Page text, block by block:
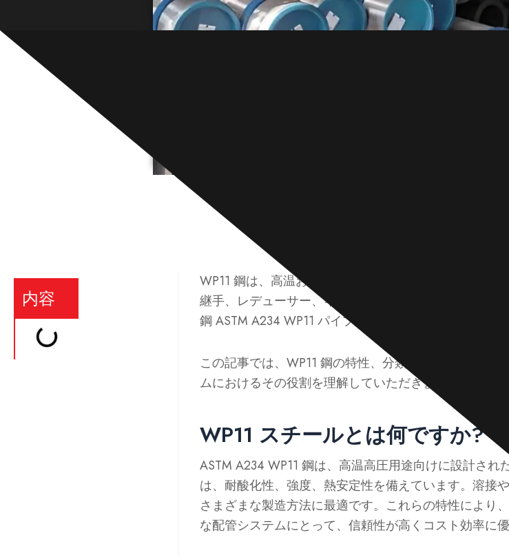
内容
WP11 鋼は、高温および高圧の用途に不可欠な材料です
継手、レデューサー、キャップ、クロスなど、厳格な
鋼 ASTM A234 WP11 パイプ継手を提供しています。
この記事では、WP11 鋼の特性、分類、仕様、および
ムにおけるその役割を理解していただきます。
WP11 スチールとは何ですか?
ASTM A234 WP11 鋼は、高温高圧用途向けに設計され
は、耐酸化性、強度、熱安定性を備えています。溶接
さまざまな製造方法に最適です。これらの特性により
な配管システムにとって、信頼性が高くコスト効率に